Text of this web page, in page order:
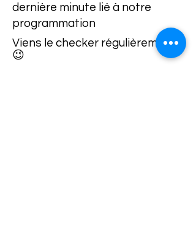
dernière minute lié à notre
programmation
Viens le checker régulièrement
😉